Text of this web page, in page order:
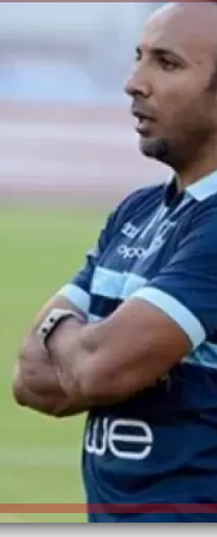
الكاتبة إلهام شرشر تهنئ الرئيس
السيسي بعيد ميلاده وتُشيد بجهوده
في بناء الدولة